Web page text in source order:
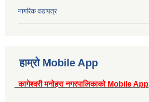
नागरिक वडापत्र
हाम्रो Mobile App
कागेश्वरी मनोहरा नगरपालिकाको Mobile App